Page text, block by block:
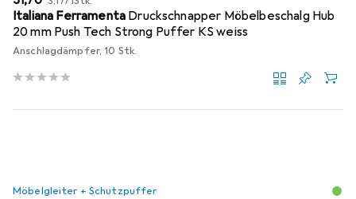
Italiana Ferramenta Druckschnapper Möbelbeschalg Hub
20 mm Push Tech Strong Puffer KS weiss
Anschlagdämpfer, 10 Stk.
Möbelgleiter + Schutzpuffer